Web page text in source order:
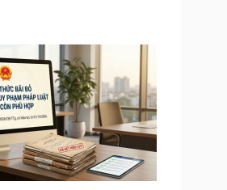
Giá cà phê
Công nghệ
Sành điệu
Tin Công nghệ
Trải nghiệm
Chuyển đổi số